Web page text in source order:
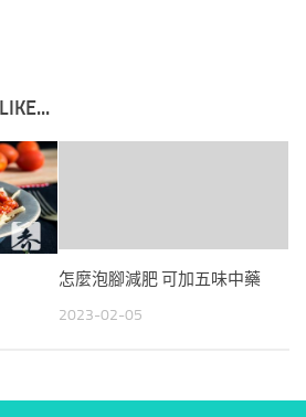
怎麼泡腳減肥 可加五味中藥
2023-02-05